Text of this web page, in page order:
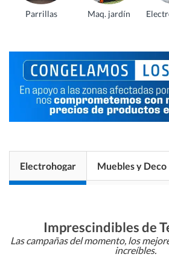
Parrillas Maq. jardín
Electrohogar Muebles y Deco
Imprescindibles de
Las campañas del momento, los
increíbles.